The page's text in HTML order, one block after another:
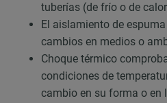
tuberías (de frío o de
El aislamiento de
cambios en medios o
Choque térmico
condiciones de
cambio en su forma o en